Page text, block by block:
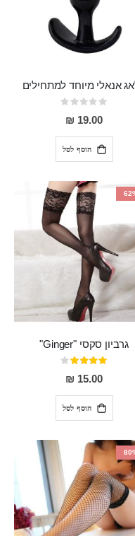
אנאלי מיוחד למתחילים
Rating:
0%
19.00 ₪
הוסף לסל
גרביון סקסי "Ginger"
דירוג:
80%
15.00 ₪
הוסף לסל